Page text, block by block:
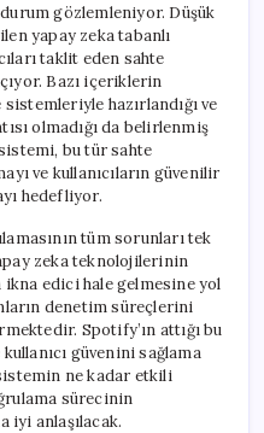
gözlemleniyor. Düşük
yapay zeka tabanlı
taklit eden sahte
Bazı içeriklerin
hazırlandığı ve
olmadığı da belirlenmiş
bu tür sahte
ve kullanıcıların güvenilir
hedefliyor.
tüm sorunları tek
zeka teknolojilerinin
edici hale gelmesine yol
denetim süreçlerini
Spotify’ın attığı bu
güvenini sağlama
ne kadar etkili
sürecinin
iyi anlaşılacak.